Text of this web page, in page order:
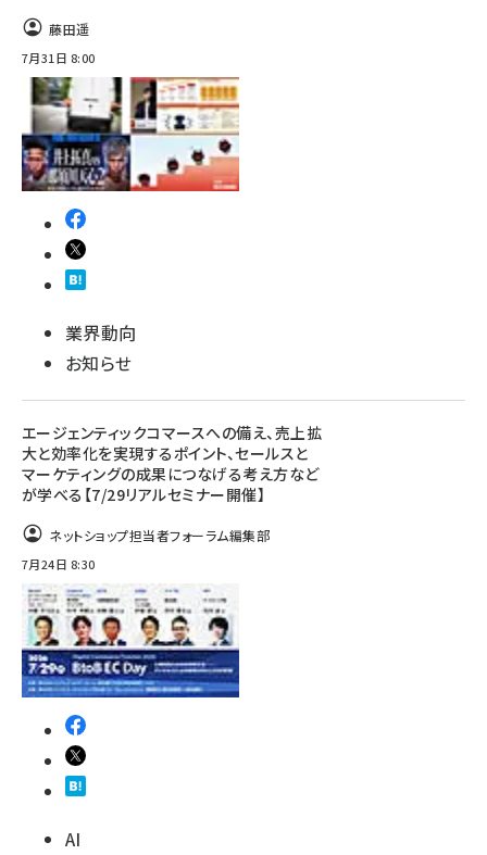
藤田遥
7月31日 8:00
業界動向
お知らせ
エージェンティックコマースへの備え、売上拡
大と効率化を実現するポイント、セールスと
マーケティングの成果につなげる考え方など
が学べる【7/29リアルセミナー開催】
ネットショップ担当者フォーラム編集部
7月24日 8:30
AI